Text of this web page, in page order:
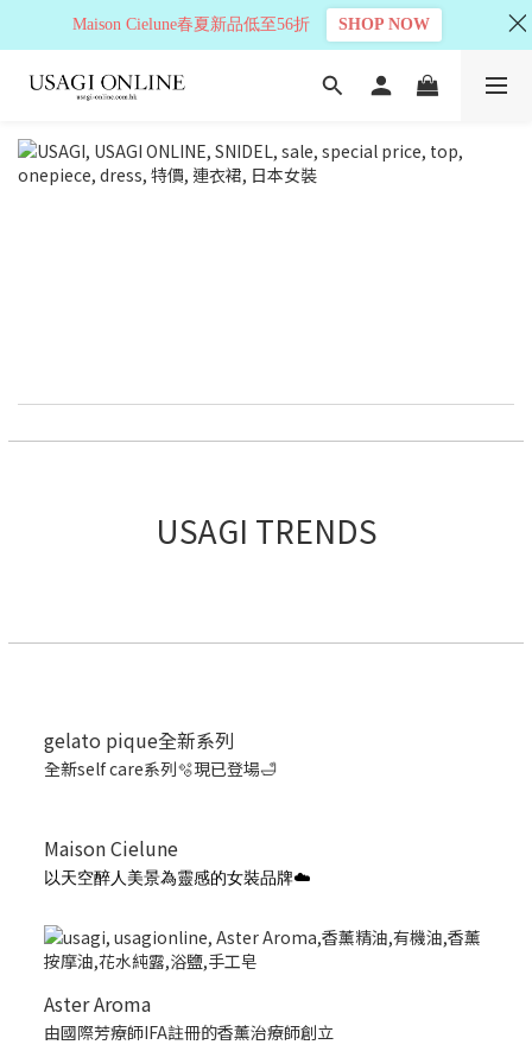
USAGI TRENDS
gelato pique全新系列
全新self care系列🫧現已登場🛁
Maison Cielune
以天空醉人美景為靈感的女裝品牌☁️
Aster Aroma
由國際芳療師IFA註冊的香薰治療師創立
Maison Cielune春夏新品低至56折 SHOP NOW